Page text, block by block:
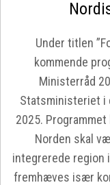
Under titlen
kommende
Ministerråd
Statsministeriet i
2025.
Norden skal
integrerede region
fremhæves især